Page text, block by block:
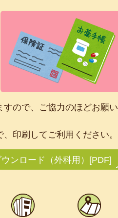
ので、ご協力のほどお願い
印刷してご利用ください。
ンロード（外科用）[PDF]